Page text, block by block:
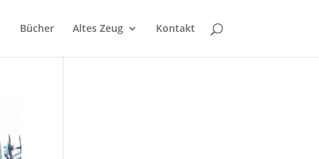
Bücher Altes Zeug Kontakt